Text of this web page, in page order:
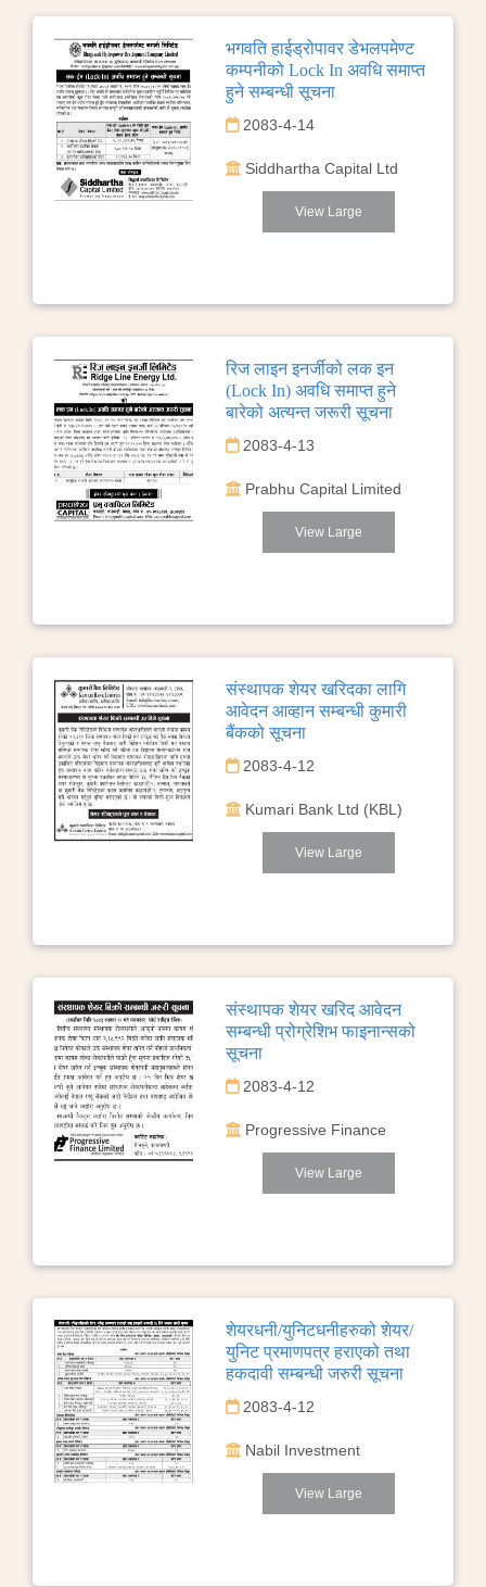
भगवति हाईड्रोपावर डेभलपमेण्ट
कम्पनीको Lock In अवधि समाप्त
हुने सम्बन्धी सूचना
2083-4-14
Siddhartha Capital Ltd
View Large
रिज लाइन इनर्जीको लक इन
(Lock In) अवधि समाप्त हुने
बारेको अत्यन्त जरूरी सूचना
2083-4-13
Prabhu Capital Limited
View Large
संस्थापक शेयर खरिदका लागि
आवेदन आव्हान सम्बन्धी कुमारी
बैंकको सूचना
2083-4-12
Kumari Bank Ltd (KBL)
View Large
संस्थापक शेयर खरिद आवेदन
सम्बन्धी प्रोग्रेशिभ फाइनान्सको
सूचना
2083-4-12
Progressive Finance
View Large
शेयरधनी/युनिटधनीहरुको शेयर/
युनिट प्रमाणपत्र हराएको तथा
हकदावी सम्बन्धी जरुरी सूचना
2083-4-12
Nabil Investment
View Large